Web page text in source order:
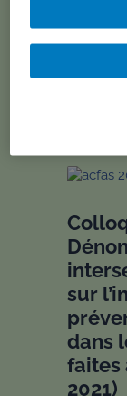
sur
dans
faites
2021)